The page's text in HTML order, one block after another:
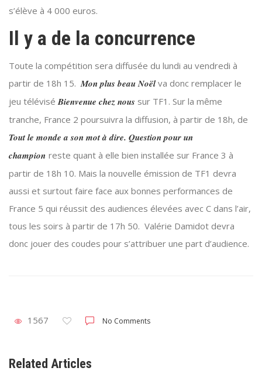
s’élève à 4 000 euros.
Il y a de la concurrence
Toute la compétition sera diffusée du lundi au vendredi à
partir de 18h 15.Mon plus beau Noëlva donc remplacer le
jeu téléviséBienvenue chez nous sur TF1. Sur la même
tranche, France 2 poursuivra la diffusion, à partir de 18h, de
Tout le monde a son mot à dire. Question pour un
champion reste quant à elle bien installée sur France 3 à
partir de 18h 10. Mais la nouvelle émission de TF1 devra
aussi et surtout faire face aux bonnes performances de
France 5 qui réussit des audiences élevées avec C dans l’air,
tous les soirs à partir de 17h 50. Valérie Damidot devra
donc jouer des coudes pour s’attribuer une part d’audience.
1567 No Comments
Related Articles